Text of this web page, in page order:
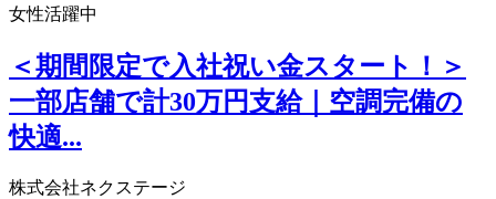
女性活躍中
＜期間限定で入社祝い金スタート！＞
一部店舗で計30万円支給｜空調完備の
快適...
株式会社ネクステージ